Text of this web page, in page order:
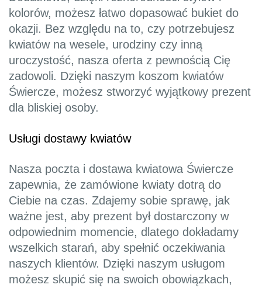
kolorów, możesz łatwo dopasować bukiet do
okazji. Bez względu na to, czy potrzebujesz
kwiatów na wesele, urodziny czy inną
uroczystość, nasza oferta z pewnością Cię
zadowoli. Dzięki naszym koszom kwiatów
Świercze, możesz stworzyć wyjątkowy prezent
dla bliskiej osoby.
Usługi dostawy kwiatów
Nasza poczta i dostawa kwiatowa Świercze
zapewnia, że zamówione kwiaty dotrą do
Ciebie na czas. Zdajemy sobie sprawę, jak
ważne jest, aby prezent był dostarczony w
odpowiednim momencie, dlatego dokładamy
wszelkich starań, aby spełnić oczekiwania
naszych klientów. Dzięki naszym usługom
możesz skupić się na swoich obowiązkach,